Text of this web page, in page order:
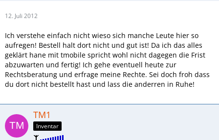
12. Juli 2012
Ich verstehe einfach nicht wieso sich manche Leute hier so
aufregen! Bestell halt dort nicht und gut ist! Da ich das alles
geklärt hane mit tmobile spricht wohl nicht dagegen die Frist
abzuwarten und fertig! Ich gehe eventuell heute zur
Rechtsberatung und erfrage meine Rechte. Sei doch froh dass
du dort nicht bestellt hast und lass die anderren in Ruhe!
TM1
Inventar